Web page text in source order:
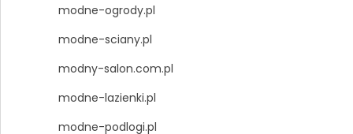
modne-ogrody.pl
modne-sciany.pl
modny-salon.com.pl
modne-lazienki.pl
modne-podlogi.pl